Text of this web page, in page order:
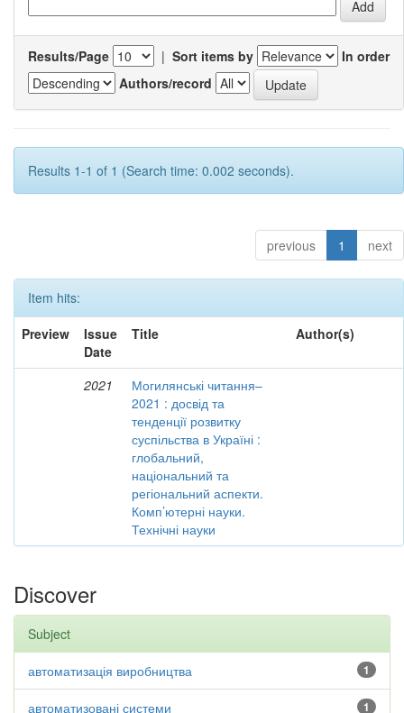
Results/Page | Sort items by
In order
Authors/record
Results 1-1 of 1 (Search time: 0.002 seconds).
previous 1 next
Item hits:
Preview
Issue
Date
Title Author(s)
2021
Могилянські читання–
2021 : досвід та
тенденції розвитку
суспільства в Україні :
глобальний,
національний та
регіональний аспекти.
Комп’ютерні науки.
Технічні науки
Discover
Subject
1
автоматизація виробництва
1
автоматизовані системи